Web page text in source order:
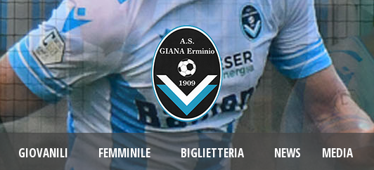
GIOVANILI FEMMINILE BIGLIETTERIA NEWS MEDIA